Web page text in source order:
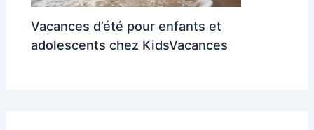
Vacances d’été pour enfants et
adolescents chez KidsVacances